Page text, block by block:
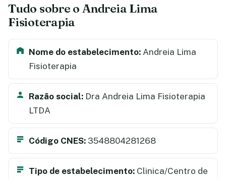
Tudo sobre o Andreia Lima
Fisioterapia
Nome do estabelecimento: Andreia Lima
Fisioterapia
Razão social: Dra Andreia Lima Fisioterapia
LTDA
Código CNES: 3548804281268
Tipo de estabelecimento: Clinica/Centro de